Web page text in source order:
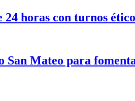
24 horas con turnos
San Mateo para